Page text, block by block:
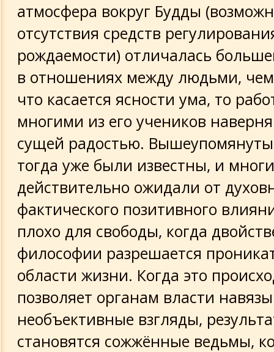
атмосфера вокруг Будды
отсутствия средств
рождаемости) отличалась
в отношениях между людьми, чем
что касается ясности ума, то
многими из его учеников
сущей радостью.
тогда уже были известны, и
действительно ожидали от
фактического позитивного
плохо для свободы, когда
философии разрешается
области жизни. Когда это
позволяет органам власти
необъективные взгляды,
становятся сожжённые ведьмы,